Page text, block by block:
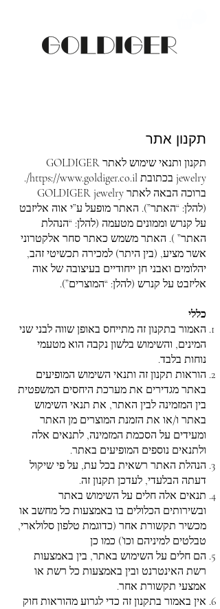
תקנון אתר
תקנון ותנאי שימוש לאתר GOLDIGER
jewelry בכתובת
https://www.goldiger.co.il/.
ברוכה הבאה לאתר GOLDIGER jewelry
(להלן: “האתר”). האתר מופעל ע”י אוה אליזבט
על קנרש וממונים מטעמה (להלן: “הנהלת
האתר” ). האתר משמש כאתר סחר אלקטרוני
אשר מציע, (בין היתר) למכירה תכשיטי זהב,
יהלומים ואבני חן ייחודיים בעיצובה של אוה
אליזבט על קנרש (להלן: “המוצרים”).
כללי
האמור בתקנון זה מתייחס באופן שווה לבני שני
המינים, והשימוש בלשון נקבה הוא מטעמי
נוחות בלבד.
הוראות תקנון זה ותנאי השימוש המופיעים
באתר מגדירים את מערכת היחסים המשפטית
בין המזמינה לבין האתר, את תנאי השימוש
באתר ו/או את הזמנת המוצרים מן האתר
ומעידים על הסכמת המזמינה, לתנאים אלה
ולתנאים נוספים המופיעים באתר.
הנהלת האתר רשאית בכל עת, על פי שיקול
דעתה הבלעדי, לעדכן תקנון זה.
תנאים אלה חלים על השימוש באתר
ובשירותים הכלולים בו באמצעות כל מחשב או
מכשיר תקשורת אחר (כדוגמת טלפון סלולארי,
טבלטים למיניהם וכו’) כמו כן
הם חלים על השימוש באתר, בין באמצעות
רשת האינטרנט ובין באמצעות כל רשת או
אמצעי תקשורת אחר.
אין באמור בתקנון זה כדי לגרוע מהוראות חוק